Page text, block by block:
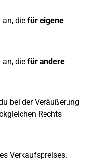
an, die für eigene
an, die für andere
bei der Veräußerung
Rechts
Verkaufspreises.